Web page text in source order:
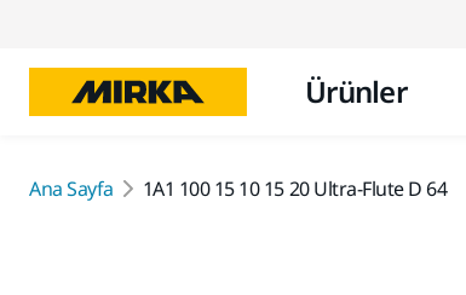
Ürünler
Ana Sayfa 1A1 100 15 10 15 20 Ultra-Flute D 64